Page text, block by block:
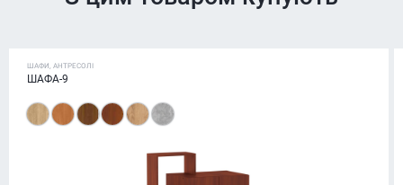
ШАФИ, АНТРЕСОЛІ
ШАФА-9